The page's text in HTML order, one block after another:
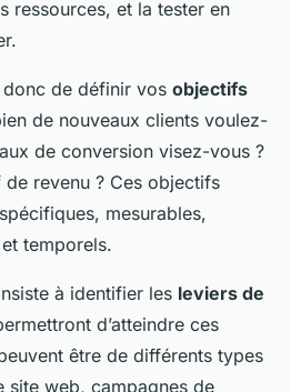
ressources, et la tester en
de définir vos objectifs
de nouveaux clients voulez-
de conversion visez-vous ?
revenu ? Ces objectifs
mesurables,
temporels.
à identifier les leviers de
d’atteindre ces
être de différents types
site web, campagnes de